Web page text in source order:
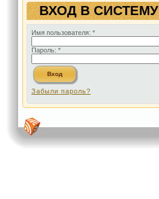
ВХОД В СИСТЕМУ
Имя пользователя: *
Пароль: *
Забыли пароль?